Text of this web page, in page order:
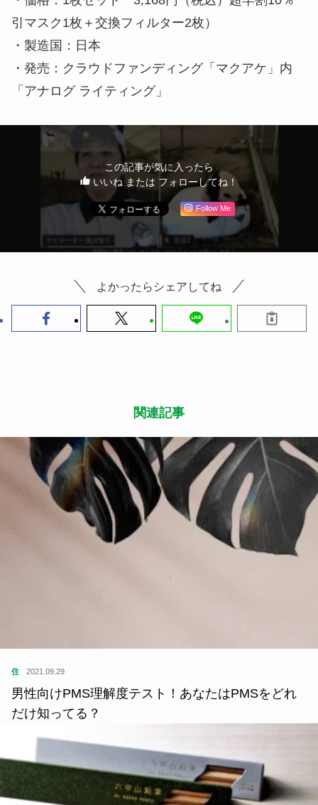
マスクミーはつけることがストレスになるようなマ
スクではなく、少しでも気持ちが楽しくなる、まる
でアクセサリーのようなマスクブランドとして誕生
な色使いが特徴です。付けたくなるようなマスク。
することによって、気持ちが上がるものとしてみん
なで考えました。
スタンダードモデルは女性が心弾むデザイン。
製品情報
商品名：SUMMER MASKme(サマー・マスクミー)
いいね または フォローしてね！
Follow Me